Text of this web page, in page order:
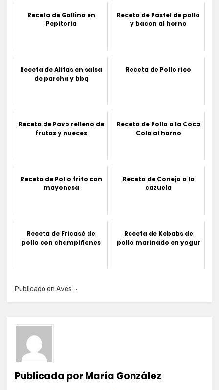
Receta de Gallina en
Pepitoria
Receta de Pastel de pollo
y bacon al horno
Receta de Alitas en salsa
de parcha y bbq
Receta de Pollo rico
Receta de Pavo relleno de
frutas y nueces
Receta de Pollo a la Coca
Cola al horno
Receta de Pollo frito con
mayonesa
Receta de Conejo a la
cazuela
Receta de Fricasé de
pollo con champiñones
Receta de Kebabs de
pollo marinado en yogur
Publicado en Aves
Publicada porMaría González